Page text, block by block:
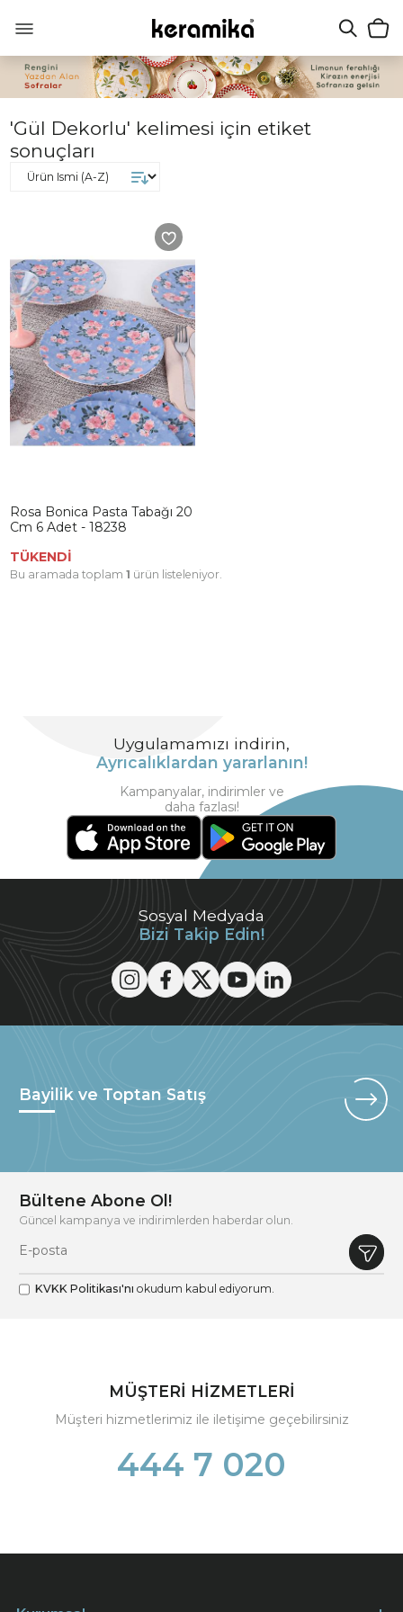
'Gül Dekorlu' kelimesi için etiket
sonuçları
Rosa Bonica Pasta Tabağı 20
Cm 6 Adet - 18238
TÜKENDİ
Bu aramada toplam 1 ürün listeleniyor.
Sosyal Medyada
Bizi Takip Edin!
Uygulamamızı indirin,
Ayrıcalıklardan yararlanın!
Kampanyalar, indirimler ve
daha fazlası!
Bayilik ve Toptan Satış
Bültene Abone Ol!
Güncel kampanya ve indirimlerden haberdar olun.
KVKK Politikası'nı okudum kabul ediyorum.
MÜŞTERİ HİZMETLERİ
Müşteri hizmetlerimiz ile iletişime geçebilirsiniz
444 7 020